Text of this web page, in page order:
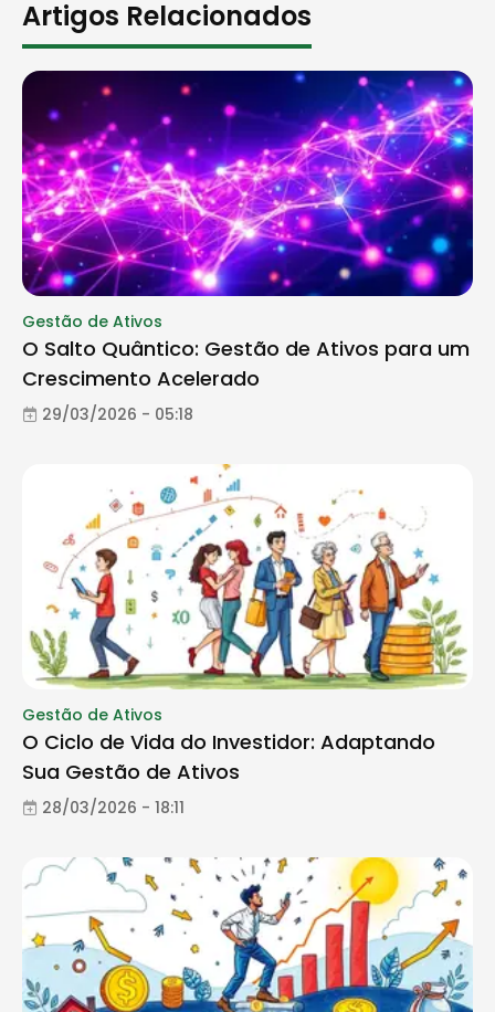
Artigos Relacionados
Gestão de Ativos
O Salto Quântico: Gestão de Ativos para um
Crescimento Acelerado
29/03/2026 - 05:18
Gestão de Ativos
O Ciclo de Vida do Investidor: Adaptando
Sua Gestão de Ativos
28/03/2026 - 18:11